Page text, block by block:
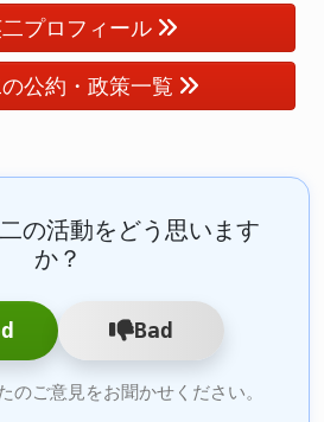
プロフィール
公約・政策一覧
の活動をどう思います
か？
Bad
のご意見をお聞かせください。